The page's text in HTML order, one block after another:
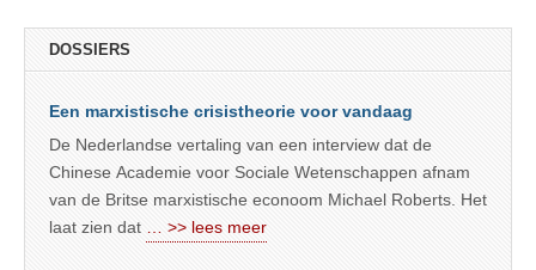
DOSSIERS
Een marxistische crisistheorie voor vandaag
De Nederlandse vertaling van een interview dat de
Chinese Academie voor Sociale Wetenschappen afnam
van de Britse marxistische econoom Michael Roberts. Het
laat zien dat … >> lees meer